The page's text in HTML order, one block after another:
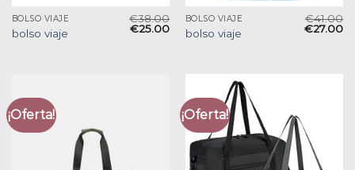
BOLSO VIAJE
bolso viaje
€38.00
€25.00
BOLSO VIAJE
bolso viaje
€41.00
€27.00
¡Oferta! ¡Oferta!